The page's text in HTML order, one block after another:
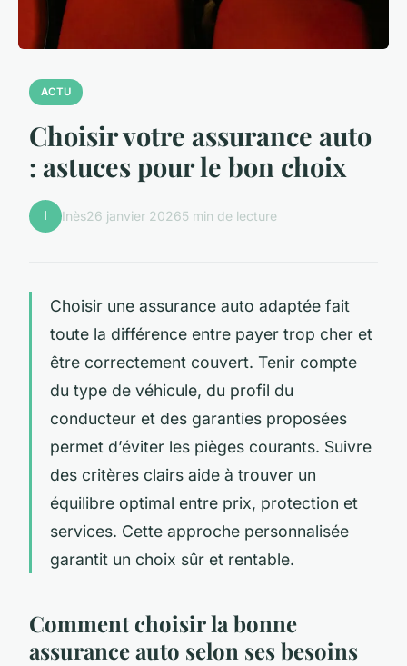
ACTU
Choisir votre assurance auto
: astuces pour le bon choix
I Inès26 janvier 20265 min de lecture
Choisir une assurance auto adaptée fait
toute la différence entre payer trop cher et
être correctement couvert. Tenir compte
du type de véhicule, du profil du
conducteur et des garanties proposées
permet d’éviter les pièges courants. Suivre
des critères clairs aide à trouver un
équilibre optimal entre prix, protection et
services. Cette approche personnalisée
garantit un choix sûr et rentable.
Comment choisir la bonne
assurance auto selon ses besoins